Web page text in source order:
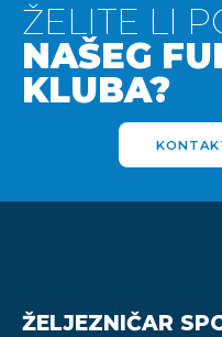
ŽELITE LI
NAŠEG
KLUBA?
ŽELJEZNIČAR